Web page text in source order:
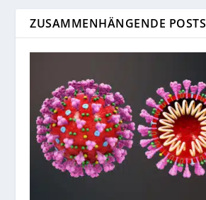
ZUSAMMENHÄNGENDE POSTS